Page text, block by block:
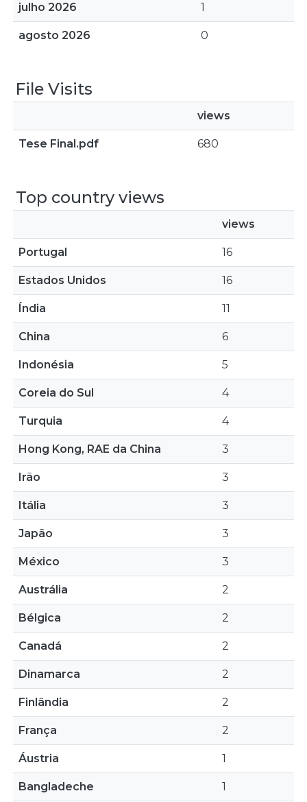
julho 2026 1
agosto 2026 0
File Visits
views
Tese Final.pdf 680
Top country views
views
Portugal 16
Estados Unidos 16
Índia 11
China 6
Indonésia 5
Coreia do Sul 4
Turquia 4
Hong Kong, RAE da China 3
Irão 3
Itália 3
Japão 3
México 3
Austrália 2
Bélgica 2
Canadá 2
Dinamarca 2
Finlândia 2
França 2
Áustria 1
Bangladeche 1